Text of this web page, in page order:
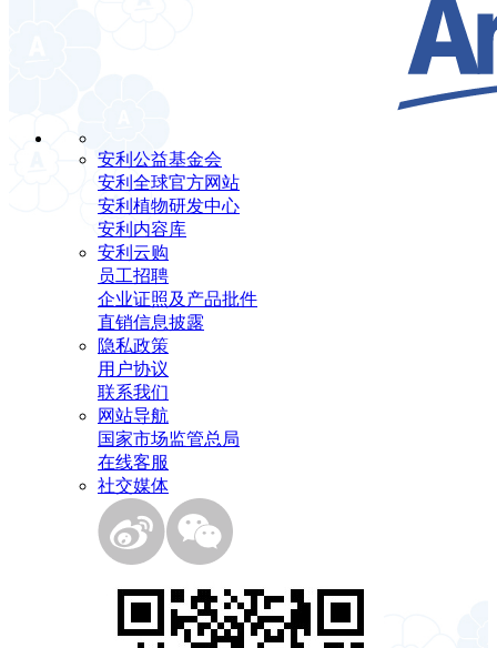
安利公益基金会
安利全球官方网站
安利植物研发中心
安利内容库
安利云购
员工招聘
企业证照及产品批件
直销信息披露
隐私政策
用户协议
联系我们
网站导航
国家市场监管总局
在线客服
社交媒体